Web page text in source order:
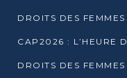
CAP2026 : L’HEURE